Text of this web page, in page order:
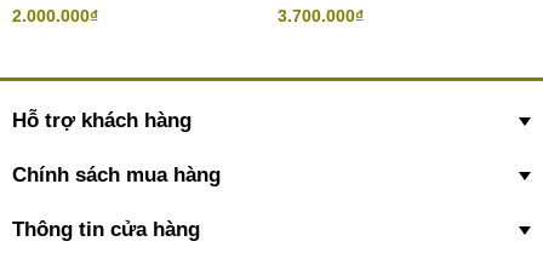
2.000.000₫ 3.700.000₫
Hỗ trợ khách hàng
Chính sách mua hàng
Thông tin cửa hàng